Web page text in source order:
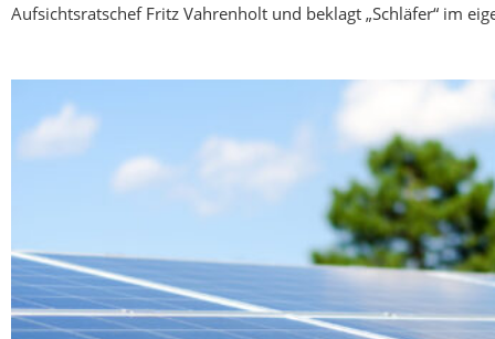
Aufsichtsratschef Fritz Vahrenholt und beklagt „Schläfer“ im